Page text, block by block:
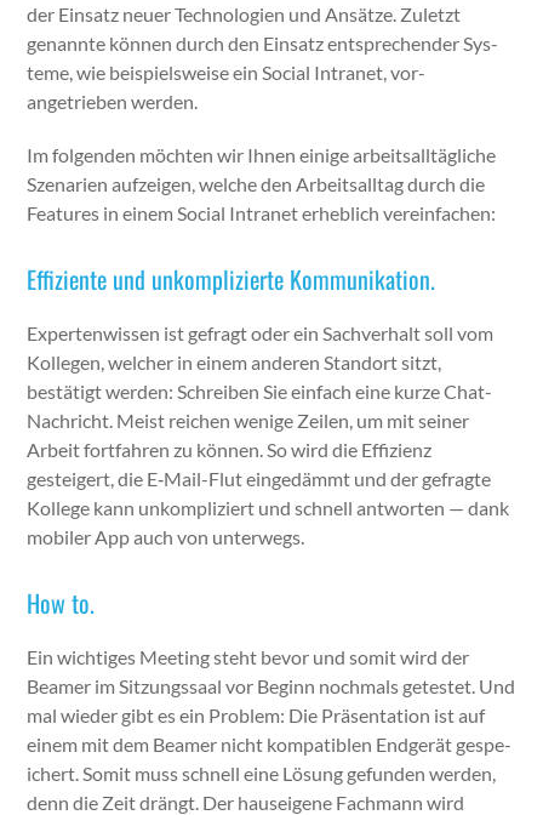
der Ein­satz neuer Tech­nolo­gien und Ansätze. Zulet­zt
genan­nte kön­nen durch den Ein­satz entsprechen­der Sys­
teme, wie beispiel­sweise ein Social Intranet, vor­
angetrieben wer­den.
Im fol­gen­den möcht­en wir Ihnen einige arbeit­salltägliche
Szenar­ien aufzeigen, welche den Arbeit­sall­t­ag durch die
Fea­tures in einem Social Intranet erhe­blich vere­in­fachen:
Effiziente und unkomplizierte Kommunikation.
Experten­wis­sen ist gefragt oder ein Sachver­halt soll vom
Kol­le­gen, welch­er in einem anderen Stan­dort sitzt,
bestätigt wer­den: Schreiben Sie ein­fach eine kurze Chat-
Nachricht. Meist reichen wenige Zeilen, um mit sein­er
Arbeit fort­fahren zu kön­nen. So wird die Effizienz
gesteigert, die E‑Mail-Flut eingedämmt und der gefragte
Kol­lege kann unkom­pliziert und schnell antworten — dank
mobil­er App auch von unter­wegs.
How to.
Ein wichtiges Meet­ing ste­ht bevor und somit wird der
Beam­er im Sitzungssaal vor Beginn nochmals getestet. Und
mal wieder gibt es ein Prob­lem: Die Präsen­ta­tion ist auf
einem mit dem Beam­er nicht kom­pat­i­blen Endgerät gespe­
ichert. Somit muss schnell eine Lösung gefun­den wer­den,
denn die Zeit drängt. Der hau­seigene Fach­mann wird